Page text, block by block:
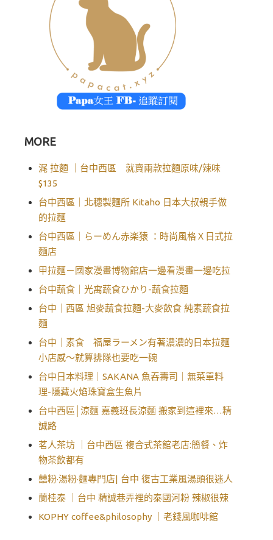
MORE
浘 拉麵 ｜台中西區 就賣兩款拉麵原味/辣味
$135
台中西區｜北穗製麵所 Kitaho 日本大叔親手做
的拉麵
台中西區｜らーめん赤楽猿 ：時尚風格Ｘ日式拉
麵店
甲拉麵－國家漫畫博物館店一邊看漫畫一邊吃拉
台中蔬食｜光寓蔬食ひかり-蔬食拉麵
台中｜西區 旭麥蔬食拉麵-大麥飲食 純素蔬食拉
麵
台中｜素食 福屋ラーメン有著濃濃的日本拉麵
小店感～就算排隊也要吃一碗
台中日本料理｜SAKANA 魚吞壽司｜無菜單料
理-隱藏火焰珠寶盒生魚片
台中西區│涼麵 嘉義班長涼麵 搬家到這裡來…精
誠路
茗人茶坊 ｜台中西區 複合式茶館老店:簡餐、炸
物茶飲都有
囍粉·湯粉·麵專門店| 台中 復古工業風湯頭很迷人
蘭桂泰 ｜台中 精誠巷弄裡的泰國河粉 辣椒很辣
KOPHY coffee&philosophy ｜老錢風咖啡館